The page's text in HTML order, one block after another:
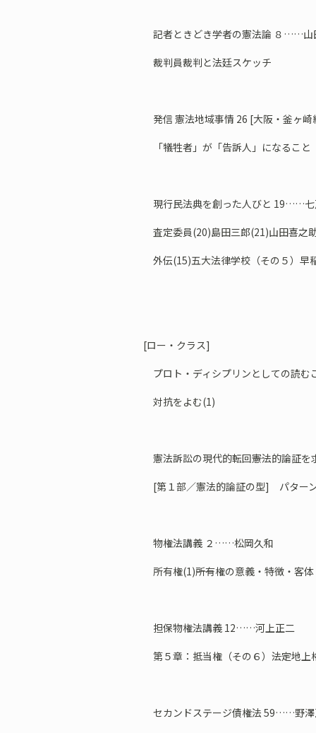
記者ときどき学者の憲法論 ８……山
裁判員裁判と法廷スケッチ
発信 憲法地域事情 26 [大阪・釜ヶ
「犠牲者」が「告訴人」になること
現行民法典を創った人びと 19……七
査定委員(20)島田三郎(21)山田喜之
外伝(15)五大法律学校（その５）早
[ロー・クラス]
プロト・ディシプリンとしての読
対抗をよむ(1)
憲法訴訟の現代的転回――憲法的論証
[第１部／憲法的論証の型] パター
物権法講義 ２……松岡久和
所有権(1)――所有権の意義・特徴・客
担保物権法講義 12……河上正二
第５章：抵当権（その６）――法定地
セカンドステージ債権法 59……野澤